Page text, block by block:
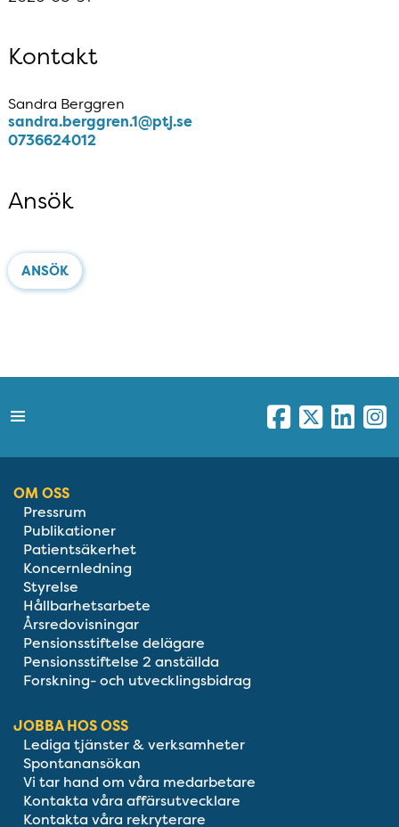
Kontakt
Sandra Berggren
sandra​.berggren​.1​@ptj​.se
0736624012
Ansök
ANSÖK
OM OSS
Pressrum
Publikationer
Patientsäkerhet
Koncernledning
Styrelse
Hållbarhetsarbete
Årsredovisningar
Pensionsstiftelse delägare
Pensionsstiftelse 2 anställda
Forskning- och utvecklingsbidrag
JOBBA HOS OSS
Lediga tjänster & verksamheter
Spontanansökan
Vi tar hand om våra medarbetare
Kontakta våra affärsutvecklare
Kontakta våra rekryterare